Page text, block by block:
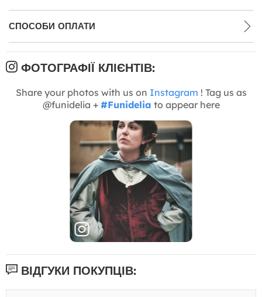
СПОСОБИ ОПЛАТИ
ФОТОГРАФІЇ КЛІЄНТІВ:
Share your photos with us on Instagram ! Tag us as
@funidelia + #Funidelia to appear here
ВІДГУКИ ПОКУПЦІВ: